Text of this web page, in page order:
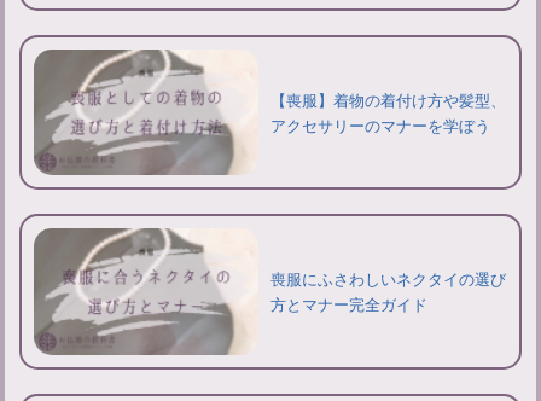
【喪服】着物の着付け方や髪型、
アクセサリーのマナーを学ぼう
喪服にふさわしいネクタイの選び
方とマナー完全ガイド